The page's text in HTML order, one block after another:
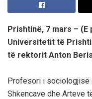
Prishtinë, 7 mars –
Universitetit të
të rektorit Anton
Profesori i sociologjisë
Shkencave dhe Arteve